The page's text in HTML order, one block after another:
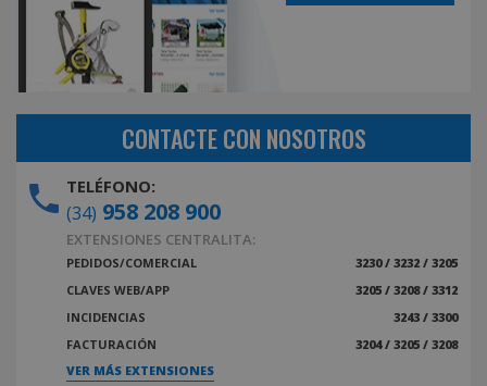
CONTACTE CON NOSOTROS
TELÉFONO:
(34) 958 208 900
EXTENSIONES CENTRALITA:
PEDIDOS/COMERCIAL
3230 / 3232 / 3205
CLAVES WEB/APP
3205 / 3208 / 3312
INCIDENCIAS
3243 / 3300
FACTURACIÓN
3204 / 3205 / 3208
VER MÁS EXTENSIONES